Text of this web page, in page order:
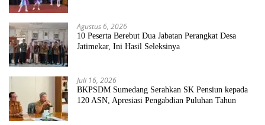
Agustus 6, 2026
10 Peserta Berebut Dua Jabatan Perangkat Desa
Jatimekar, Ini Hasil Seleksinya
Juli 16, 2026
BKPSDM Sumedang Serahkan SK Pensiun kepada
120 ASN, Apresiasi Pengabdian Puluhan Tahun